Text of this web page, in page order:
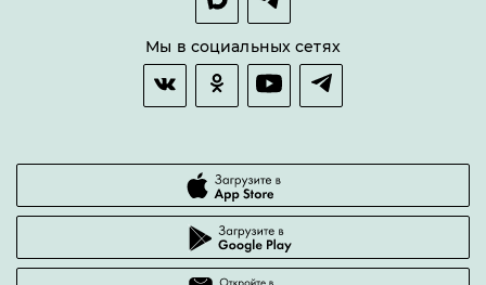
Гарантии качества
Часто задаваемые вопросы
Мы в социальных сетях